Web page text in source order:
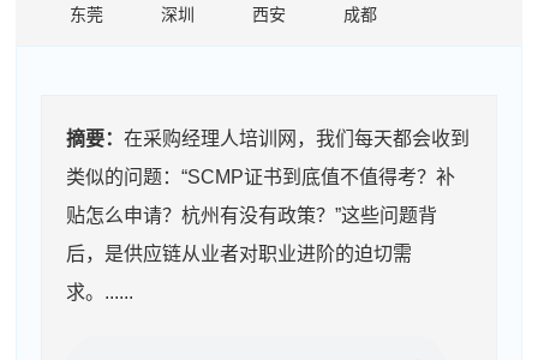
东莞
深圳 西安 成都
摘要：在采购经理人培训网，我们每天都会收到
类似的问题：“SCMP证书到底值不值得考？补
贴怎么申请？杭州有没有政策？”这些问题背
后，是供应链从业者对职业进阶的迫切需
求。......